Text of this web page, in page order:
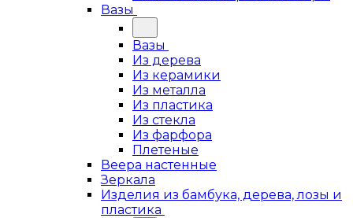
Вазы
Вазы
Из дерева
Из керамики
Из металла
Из пластика
Из стекла
Из фарфора
Плетеные
Веера настенные
Зеркала
Изделия из бамбука, дерева, лозы и
пластика